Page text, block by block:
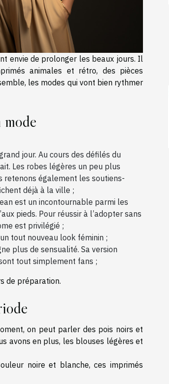
envie de prolonger les beaux jours. Il
animales et rétro, des pièces
les modes qui vont bien rythmer
jour. Au cours des défilés du
Les robes légères un peu plus
retenons également les soutiens-
déjà à la ville ;
est un incontournable parmi les
pieds. Pour réussir à l’adopter sans
est privilégié ;
tout nouveau look féminin ;
plus de sensualité. Sa version
tout simplement fans ;
de préparation.
on peut parler des pois noirs et
avons en plus, les blouses légères et
noire et blanche, ces imprimés